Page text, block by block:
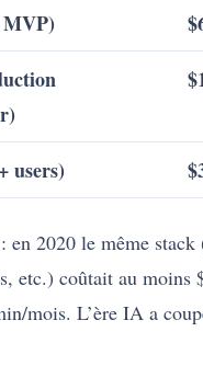
users)
en 2020 le même stack
etc.) coûtait au moins
mois. L’ère IA a